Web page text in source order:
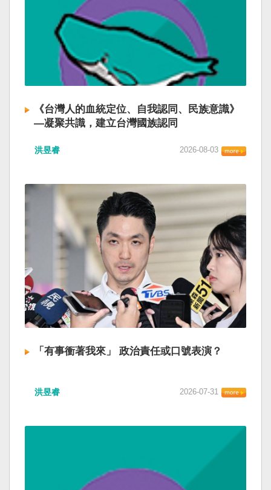
《台灣人的血統定位、自我認同、民族意識》
—凝聚共識，建立台灣國族認同
洪昱睿 2026-08-03
「有事衝著我來」 政治責任或口號表演？
洪昱睿 2026-07-31